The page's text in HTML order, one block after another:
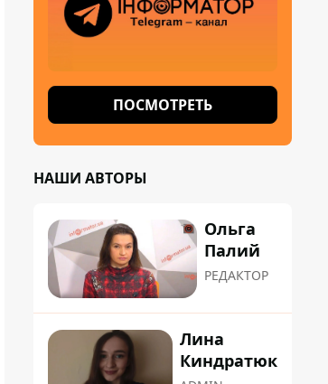
ПОСМОТРЕТЬ
НАШИ АВТОРЫ
Ольга
Палий
РЕДАКТОР
Лина
Киндратюк